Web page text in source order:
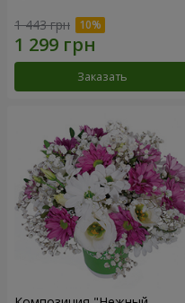
1 443 грн
Заказать